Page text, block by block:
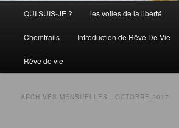
principal
QUI SUIS-JE ? les voiles de la liberté
Chemtrails Introduction de Rêve De Vie
Rêve de vie
ARCHIVES MENSUELLES :OCTOBRE 2017